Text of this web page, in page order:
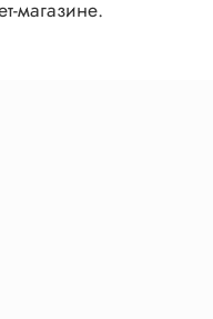
магазине.